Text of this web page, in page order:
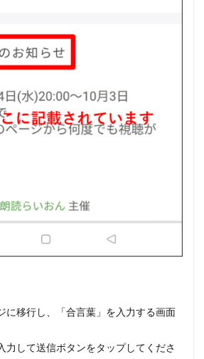
移行し、「合言葉」を入力する画面
力して送信ボタンをタップしてくださ